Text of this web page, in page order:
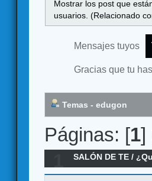
Mostrar los post que
usuarios. (Relacionado
Mensajes tuyos
Gracias que tu
Temas - edugon
Páginas: [1]
SALÓN DE TE /
Ages